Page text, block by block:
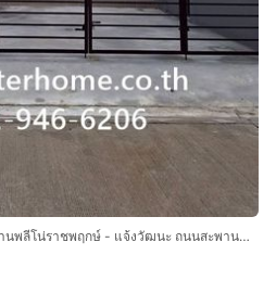
ทาวน์เฮ้าส์ 2 ชั้น 19.3 ตร.ว. หมู่บ้านพลีโน่ราชพฤกษ์ - แจ้งวัฒนะ ถนนสะพานนนทบุรี-บางบัวทอง ถนนทางหลวงชนบท นนทบุรี2051 เมืองปทุมธานี ปทุมธานี